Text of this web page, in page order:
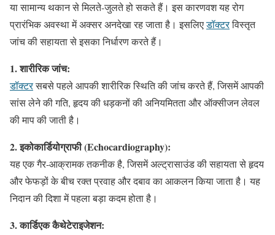
या सामान्य थकान से मिलते-जुलते हो सकते हैं। इस कारणवश यह रोग
प्रारंभिक अवस्था में अक्सर अनदेखा रह जाता है। इसलिएडॉक्टरविस्तृत
जांच की सहायता से इसका निर्धारण करते हैं।
1. शारीरिक जांच:
डॉक्टरसबसे पहले आपकी शारीरिक स्थिति की जांच करते हैं, जिसमें आपकी
सांस लेने की गति, हृदय की धड़कनों की अनियमितता और ऑक्सीजन लेवल
की माप की जाती है।
2. इकोकार्डियोग्राफी (Echocardiography):
यह एक गैर-आक्रामक तकनीक है, जिसमें अल्ट्रासाउंड की सहायता से हृदय
और फेफड़ों के बीच रक्त प्रवाह और दबाव का आकलन किया जाता है। यह
निदान की दिशा में पहला बड़ा कदम होता है।
3. कार्डिएक कैथेटेराइजेशन: